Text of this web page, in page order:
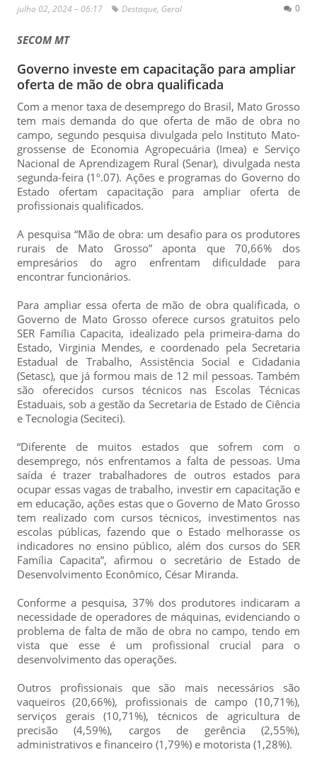
julho 02, 2024 – 06:17 Destaque, Geral 0
SECOM MT
Governo investe em capacitação para ampliar
oferta de mão de obra qualificada
Com a menor taxa de desemprego do Brasil, Mato Grosso
tem mais demanda do que oferta de mão de obra no
campo, segundo pesquisa divulgada pelo Instituto Mato-
grossense de Economia Agropecuária (Imea) e Serviço
Nacional de Aprendizagem Rural (Senar), divulgada nesta
segunda-feira (1º.07). Ações e programas do Governo do
Estado ofertam capacitação para ampliar oferta de
profissionais qualificados.
A pesquisa “Mão de obra: um desafio para os produtores
rurais de Mato Grosso” aponta que 70,66% dos
empresários do agro enfrentam dificuldade para
encontrar funcionários.
Para ampliar essa oferta de mão de obra qualificada, o
Governo de Mato Grosso oferece cursos gratuitos pelo
SER Família Capacita, idealizado pela primeira-dama do
Estado, Virginia Mendes, e coordenado pela Secretaria
Estadual de Trabalho, Assistência Social e Cidadania
(Setasc), que já formou mais de 12 mil pessoas. Também
são oferecidos cursos técnicos nas Escolas Técnicas
Estaduais, sob a gestão da Secretaria de Estado de Ciência
e Tecnologia (Seciteci).
“Diferente de muitos estados que sofrem com o
desemprego, nós enfrentamos a falta de pessoas. Uma
saída é trazer trabalhadores de outros estados para
ocupar essas vagas de trabalho, investir em capacitação e
em educação, ações estas que o Governo de Mato Grosso
tem realizado com cursos técnicos, investimentos nas
escolas públicas, fazendo que o Estado melhorasse os
indicadores no ensino público, além dos cursos do SER
Família Capacita”, afirmou o secretário de Estado de
Desenvolvimento Econômico, César Miranda.
Conforme a pesquisa, 37% dos produtores indicaram a
necessidade de operadores de máquinas, evidenciando o
problema de falta de mão de obra no campo, tendo em
vista que esse é um profissional crucial para o
desenvolvimento das operações.
Outros profissionais que são mais necessários são
vaqueiros (20,66%), profissionais de campo (10,71%),
serviços gerais (10,71%), técnicos de agricultura de
precisão (4,59%), cargos de gerência (2,55%),
administrativos e financeiro (1,79%) e motorista (1,28%).